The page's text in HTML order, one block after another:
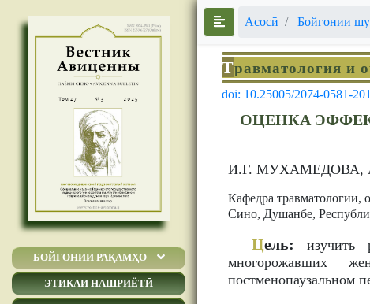
БОЙГОНИИ РАҚАМҲО
ЭТИКАИ НАШРИЁТӢ
Асосӣ Бойгонии
Травматология и
doi: 10.25005/2074-0581-
ОЦЕНКА
И.Г. МУХАМЕДОВА,
Кафедра
Сино, Душанбе,
Цель: изучить
многорожавших
постменопаузальном